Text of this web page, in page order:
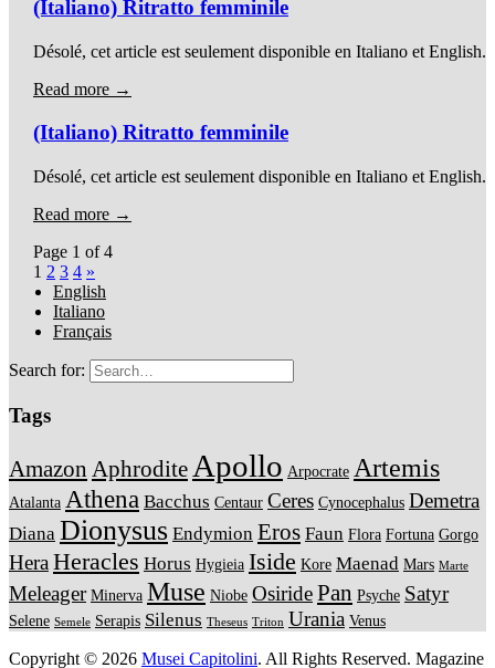
(Italiano) Ritratto femminile
Désolé, cet article est seulement disponible en Italiano et English.
Read more →
(Italiano) Ritratto femminile
Désolé, cet article est seulement disponible en Italiano et English.
Read more →
Page 1 of 4
1 2 3 4 »
English
Italiano
Français
Search for:
Tags
Amazon Aphrodite Apollo Arpocrate Artemis
Atalanta Athena Bacchus Centaur Ceres Cynocephalus Demetra
Diana Dionysus Endymion Eros Faun Flora Fortuna Gorgo
HeraHeracles Horus Hygieia Iside Kore Maenad Mars Marte
Meleager Minerva Muse Niobe OsiridePan Psyche Satyr
Selene Semele Serapis Silenus Theseus Triton Urania Venus
Copyright © 2026 Musei Capitolini. All Rights Reserved. Magazine